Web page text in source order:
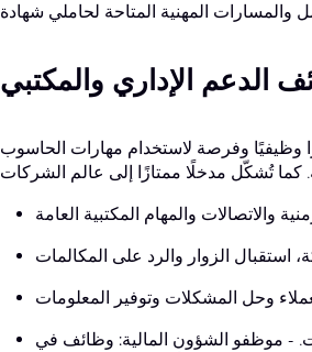
الدعم الإداري والمكتبي
وظيفيًا وفرصة لاستخدام مهارات الحاسوب
- موظفو الشؤون المالية: وظائف في